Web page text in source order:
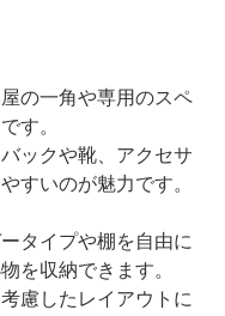
の一角や専用のスペ
す。
ックや靴、アクセサ
すいのが魅力です。
タイプや棚を自由に
を収納できます。
慮したレイアウトに